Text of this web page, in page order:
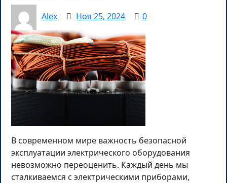
Alex Ноя 25, 2024 0
В современном мире важность безопасной
эксплуатации электрического оборудования
невозможно переоценить. Каждый день мы
сталкиваемся с электрическими приборами,